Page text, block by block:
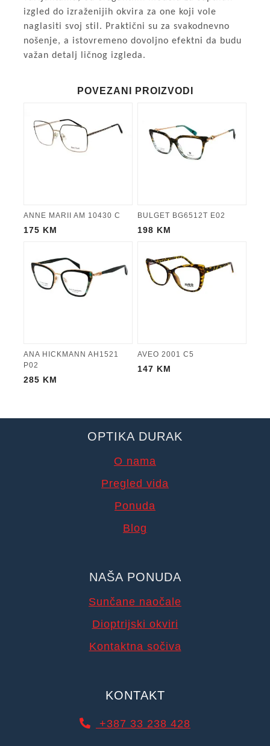
izgled do izraženijih okvira za one koji vole
naglasiti svoj stil. Praktični su za svakodnevno
nošenje, a istovremeno dovoljno efektni da budu
važan detalj ličnog izgleda.
POVEZANI PROIZVODI
ANNE MARII AM 10430 C
175 KM
BULGET BG6512T E02
198 KM
ANA HICKMANN AH1521
P02
285 KM
AVEO 2001 C5
147 KM
OPTIKA DURAK
O nama
Pregled vida
Ponuda
Blog
NAŠA PONUDA
Sunčane naočale
Dioptrijski okviri
Kontaktna sočiva
KONTAKT
+387 33 238 428